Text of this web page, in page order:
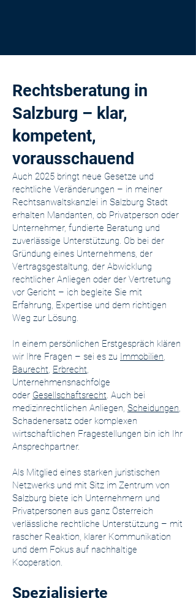
Rechtsberatung in
Salzburg – klar,
kompetent,
vorausschauend
Auch 2025 bringt neue Gesetze und
rechtliche Veränderungen – in meiner
Rechtsanwaltskanzlei in Salzburg Stadt
erhalten Mandanten, ob Privatperson oder
Unternehmer, fundierte Beratung und
zuverlässige Unterstützung. Ob bei der
Gründung eines Unternehmens, der
Vertragsgestaltung, der Abwicklung
rechtlicher Anliegen oder der Vertretung
vor Gericht – ich begleite Sie mit
Erfahrung, Expertise und dem richtigen
Weg zur Lösung.
In einem persönlichen Erstgespräch klären
wir Ihre Fragen – sei es zu Immobilien,
Baurecht, Erbrecht,
Unternehmensnachfolge
oder Gesellschaftsrecht. Auch bei
medizinrechtlichen Anliegen, Scheidungen,
Schadenersatz oder komplexen
wirtschaftlichen Fragestellungen bin ich Ihr
Ansprechpartner.
Als Mitglied eines starken juristischen
Netzwerks und mit Sitz im Zentrum von
Salzburg biete ich Unternehmern und
Privatpersonen aus ganz Österreich
verlässliche rechtliche Unterstützung – mit
rascher Reaktion, klarer Kommunikation
und dem Fokus auf nachhaltige
Kooperation.
Spezialisierte